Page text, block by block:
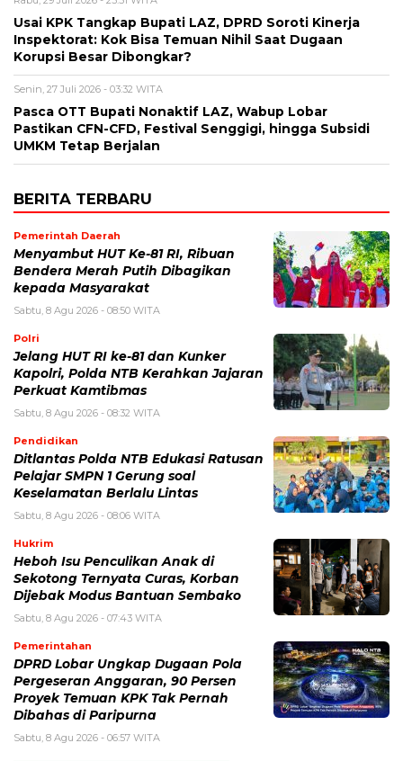
Usai KPK Tangkap Bupati LAZ, DPRD Soroti Kinerja
Inspektorat: Kok Bisa Temuan Nihil Saat Dugaan
Korupsi Besar Dibongkar?
Senin, 27 Juli 2026 - 03:32 WITA
Pasca OTT Bupati Nonaktif LAZ, Wabup Lobar
Pastikan CFN-CFD, Festival Senggigi, hingga Subsidi
UMKM Tetap Berjalan
BERITA TERBARU
Pemerintah Daerah
Menyambut HUT Ke-81 RI, Ribuan
Bendera Merah Putih Dibagikan
kepada Masyarakat
Sabtu, 8 Agu 2026 - 08:50 WITA
Polri
Jelang HUT RI ke-81 dan Kunker
Kapolri, Polda NTB Kerahkan Jajaran
Perkuat Kamtibmas
Sabtu, 8 Agu 2026 - 08:32 WITA
Pendidikan
Ditlantas Polda NTB Edukasi Ratusan
Pelajar SMPN 1 Gerung soal
Keselamatan Berlalu Lintas
Sabtu, 8 Agu 2026 - 08:06 WITA
Hukrim
Heboh Isu Penculikan Anak di
Sekotong Ternyata Curas, Korban
Dijebak Modus Bantuan Sembako
Sabtu, 8 Agu 2026 - 07:43 WITA
Pemerintahan
DPRD Lobar Ungkap Dugaan Pola
Pergeseran Anggaran, 90 Persen
Proyek Temuan KPK Tak Pernah
Dibahas di Paripurna
Sabtu, 8 Agu 2026 - 06:57 WITA